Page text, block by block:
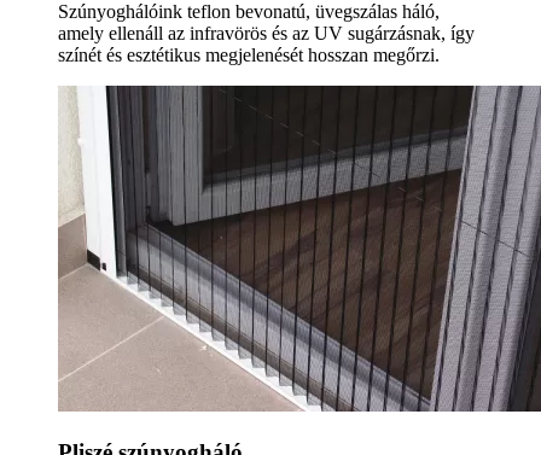
Szúnyoghálóink teflon bevonatú, üvegszálas háló,
amely ellenáll az infravörös és az UV sugárzásnak, így
színét és esztétikus megjelenését hosszan megőrzi.